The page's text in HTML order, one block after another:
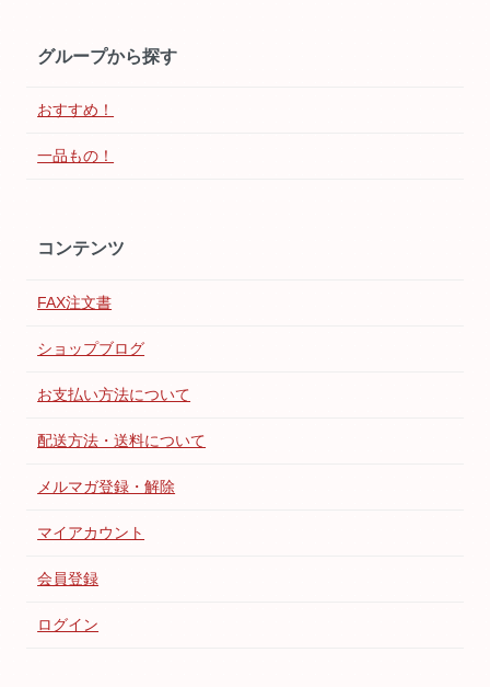
グループから探す
おすすめ！
一品もの！
コンテンツ
FAX注文書
ショップブログ
お支払い方法について
配送方法・送料について
メルマガ登録・解除
マイアカウント
会員登録
ログイン